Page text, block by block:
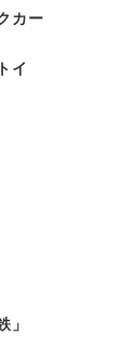
カー
イ
」